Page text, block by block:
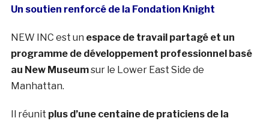
Un soutien renforcé de la Fondation Knight
NEW INC est un espace de travail partagé et un
programme de développement professionnel basé
au New Museumsur le Lower East Side de
Manhattan.
Il réunit plus d’une centaine de praticiens de la